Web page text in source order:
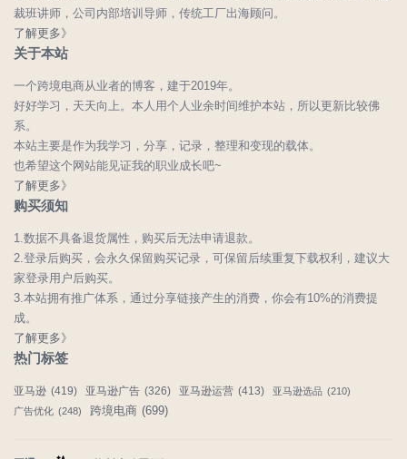
裁班讲师，公司内部培训导师，传统工厂出海顾问。
了解更多》
关于本站
一个跨境电商从业者的博客，建于2019年。
好好学习，天天向上。本人用个人业余时间维护本站，所以更新比较佛
系。
本站主要是作为我学习，分享，记录，整理和变现的载体。
也希望这个网站能见证我的职业成长吧~
了解更多》
购买须知
1.数据不具备退货属性，购买后无法申请退款。
2.登录后购买，会永久保留购买记录，可保留后续重复下载权利，建议大
家登录用户后购买。
3.本站拥有推广体系，通过分享链接产生的消费，你会有10%的消费提
成。
了解更多》
热门标签
亚马逊 (419) 亚马逊广告 (326) 亚马逊运营 (413) 亚马逊选品 (210)
广告优化 (248) 跨境电商 (699)